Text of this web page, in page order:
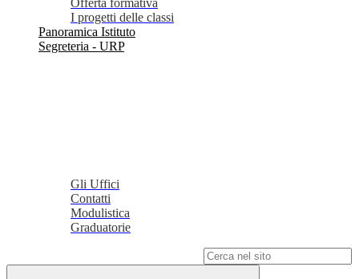
Offerta formativa
I progetti delle classi
Panoramica Istituto
Segreteria - URP
Gli Uffici
Contatti
Modulistica
Graduatorie